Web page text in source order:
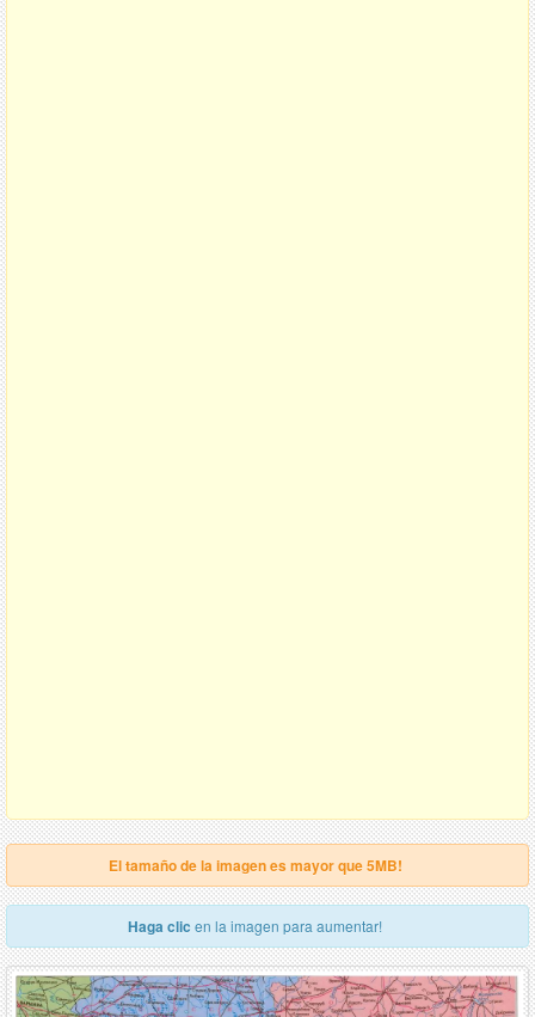
El tamaño de la imagen es mayor que 5MB!
Haga clic en la imagen para aumentar!